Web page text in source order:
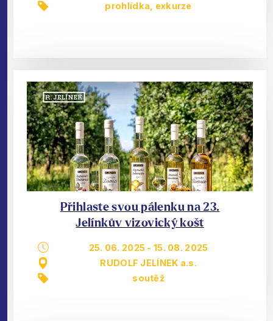
prohlídka, exkurze
Přihlaste svou pálenku na 23.
Jelínkův vizovický košt
25. 06. 2025 -15. 08. 2025
RUDOLF JELÍNEK a.s.
soutěž